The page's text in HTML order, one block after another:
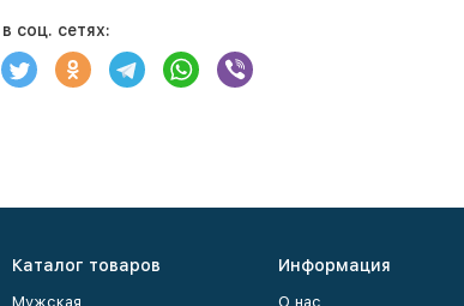
соц. сетях:
Каталог товаров
Мужская
Информация
О нас